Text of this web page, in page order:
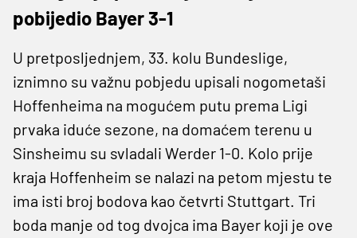
pobijedio Bayer 3-1
U pretposljednjem, 33. kolu Bundeslige,
iznimno su važnu pobjedu upisali nogometaši
Hoffenheima na mogućem putu prema Ligi
prvaka iduće sezone, na domaćem terenu u
Sinsheimu su svladali Werder 1-0. Kolo prije
kraja Hoffenheim se nalazi na petom mjestu te
ima isti broj bodova kao četvrti Stuttgart. Tri
boda manje od tog dvojca ima Bayer koji je ove